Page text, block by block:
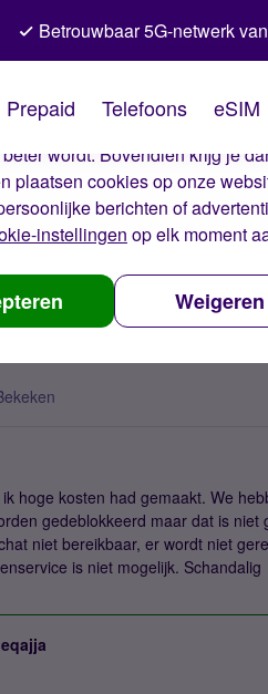
van Simyo
cookies op onze website. Met
wordt. Bovendien krijg je
plaatsen cookies op onze
berichten of
instellingen op elk moment
Weigeren
Betrouwbaar 5G-netwerk van
Prepaid Telefoons eSIM
hoge kosten had gemaakt. We
gedeblokkeerd maar dat is niet
niet bereikbaar, er wordt niet
is niet mogelijk. Schandalig